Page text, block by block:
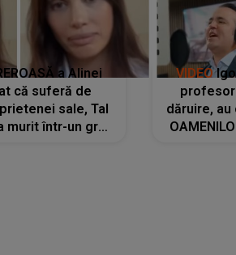
a Alinei
că suferă de
sale, Tal
murit într-un grav
VIDEO
dăruire, au